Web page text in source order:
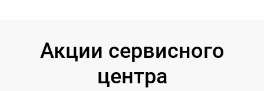
Акции сервисного
центра